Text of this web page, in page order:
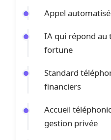
Appel
IA qui répond au
fortune
Standard
financiers
Accueil
gestion privée